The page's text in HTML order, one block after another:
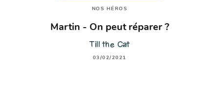
NOS HÉROS
Martin - On peut réparer ?
Till the Cat
03/02/2021